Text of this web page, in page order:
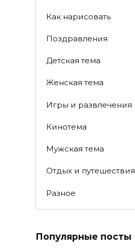
Как нарисовать
Поздравления
Детская тема
Женская тема
Игры и развлечения
Кинотема
Мужская тема
Отдых и путешествия
Разное
Популярные посты